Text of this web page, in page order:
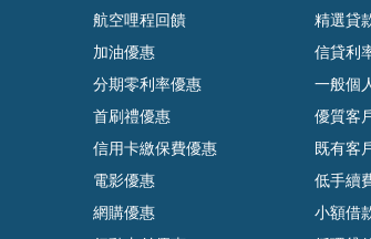
航空哩程回饋
加油優惠
分期零利率優惠
首刷禮優惠
信用卡繳保費優惠
電影優惠
網購優惠
精選貸
信貸利
一般個
優質客
既有客
低手續
小額借